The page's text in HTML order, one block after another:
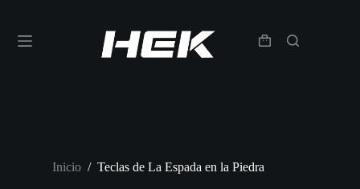
Inicio / Teclas de La Espada en la Piedra